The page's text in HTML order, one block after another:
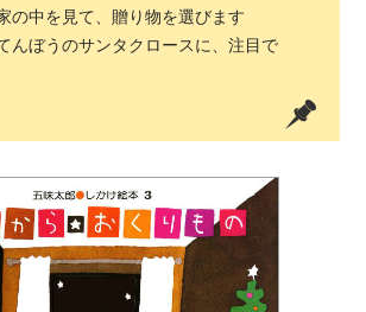
の中を見て、贈り物を選びます
ぼうのサンタクロースに、注目で